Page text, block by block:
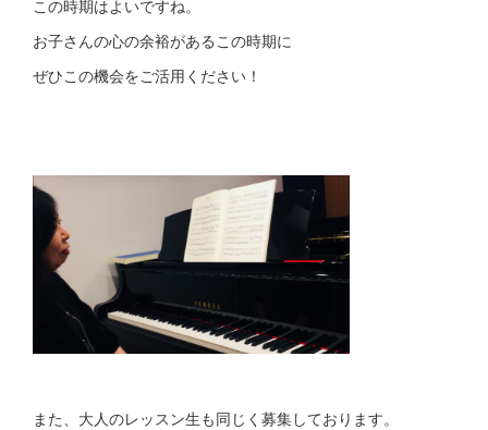
この時期はよいですね。
お子さんの心の余裕があるこの時期に
ぜひこの機会をご活用ください！
また、大人のレッスン生も同じく募集しております。